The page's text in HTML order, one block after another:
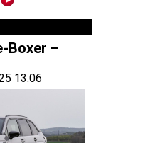
Boxer –
13:06